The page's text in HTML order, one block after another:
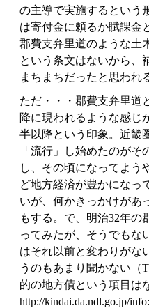
の主導で実施するという
は寄付金に頼るか賦課金
郡費支弁里道のような土
という条文はないから、
まちまちだったと思われ
ただ・・・郡費支弁里道
降に現われるような感じ
半以降という印象。近畿
「流行」し始めたのが
し、その頃になってよう
ど地方経済が豊かになっ
いが、何かきっかけがあ
もする。で、明治32年の
ってみたが、そうでもな
はそれ以前と変わりがな
うのもあまり聞かない（
的の地方債という項目は
http://kindai.da.ndl.go.jp/